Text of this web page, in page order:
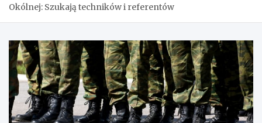
Okólnej: Szukają techników i referentów